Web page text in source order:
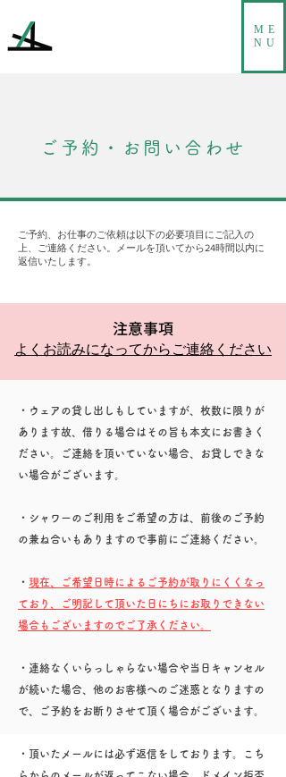
ME
NU
ご予約・お問い合わせ
ご予約、お仕事のご依頼は以下の必要項目にご記入の
上、ご連絡ください。
メールを頂いてから24時間以内に
返信いたします。
注意事項
よくお読みになってからご連絡ください
・ウェアの貸し出しもしていますが、枚数に限りが
あります故、借りる場合はその旨も本文にお書きく
ださい。ご連絡を頂いていない場合、お貸しできな
い場合がございます。​
​・シャワーのご利用をご希望の方は、前後のご予約
の兼ね合いもありますので事前にご連絡ください。
・ 現在、ご希望日時によるご予約が取りにくくなっ
ており、ご明記して頂いた日にちにお取りできない
場合もございますのでご了承ください。
・連絡なくいらっしゃらない場合や当日キャンセル
が続いた場合、他のお客様へのご迷惑となりますの
で、ご予約をお断りさせて頂く場合がございます。
・頂いたメールには必ず返信をしております。こち